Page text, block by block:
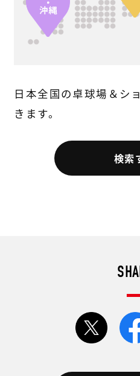
日本全国の卓球場＆シ
きます。
検索